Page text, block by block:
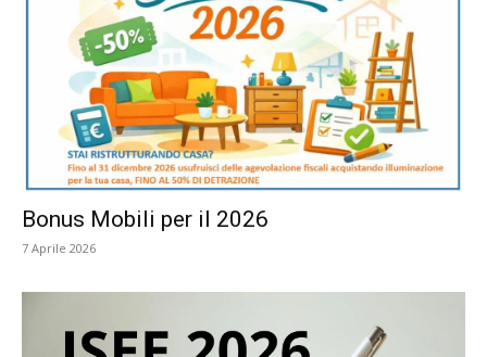
Bonus Mobili per il 2026
7 Aprile 2026